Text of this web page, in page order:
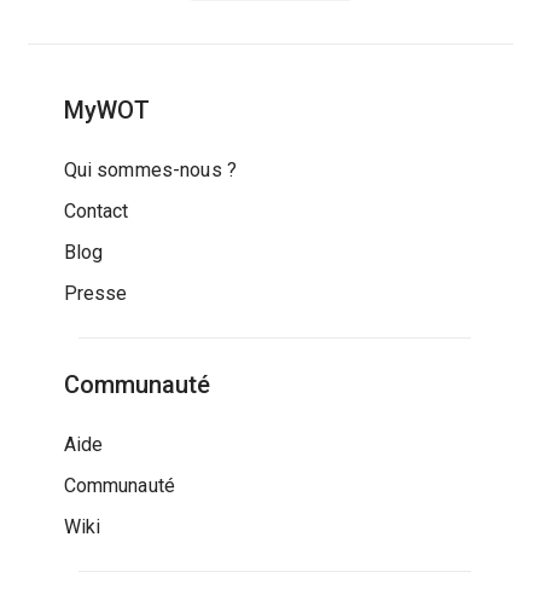
MyWOT
Qui sommes-nous ?
Contact
Blog
Presse
Communauté
Aide
Communauté
Wiki